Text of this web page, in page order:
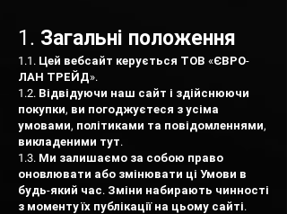
1. Загальні положення
1.1. Цей вебсайт керується ТОВ «ЄВРО-
ЛАН ТРЕЙД».
1.2. Відвідуючи наш сайт і здійснюючи
покупки, ви погоджуєтеся з усіма
умовами, політиками та повідомленнями,
викладеними тут.
1.3. Ми залишаємо за собою право
оновлювати або змінювати ці Умови в
будь-який час. Зміни набирають чинності
з моменту їх публікації на цьому сайті.